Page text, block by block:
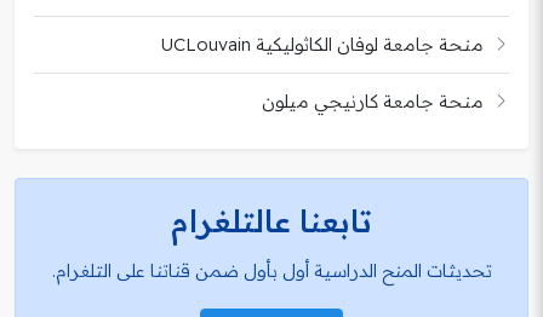
منحة جامعة لوفان الكاثوليكية UCLouvain
منحة جامعة كارنيجي ميلون
تابعنا عالتلغرام
تحديثات المنح الدراسية أول بأول ضمن قناتنا على التلغرام.